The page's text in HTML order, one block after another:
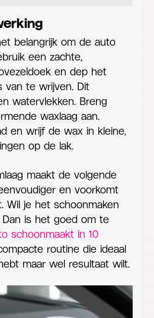
belangrijk om de auto
een zachte,
en dep het
van te wrijven. Dit
watervlekken. Breng
waxlaag aan.
en wrijf de wax in kleine,
op de lak.
maakt de volgende
en voorkomt
Wil je het schoonmaken
Dan is het goed om te
schoonmaakt in 10
routine die ideaal
maar wel resultaat wilt.